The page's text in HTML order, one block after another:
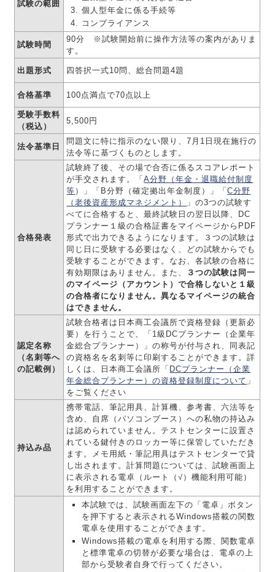
試験の範囲
個人型年金に係る手続等
コンプライアンス
試験時間
90分 ※試験開始前に操作方法等の案内がありま
す。
出題形式 四答択一式10問、総合問題4題
合格基準 100点満点で70点以上
受験手数料
（税込）
5,500円
法令基準日
問題文に特に指示のない限り、7月1日現在施行の
法令等に基づくものとします。
合格発表
試験終了後、その場で合否に係るスコアレポート
が手交されます。「A分野（年金・退職給付制度
等 ）」「B分野（確定拠出年金制度）」「C分野
（老後資産形成マネジメント）
」の3つの試験す
べてに合格すると、最終試験日の翌日以降、DC
プランナー１級の合格証書をマイページからPDF
形式で出力できるようになります。３つの試験は
同じ日に受験する必要はなく、どの試験からでも
受験することができます。なお、各試験の合格に
有効期限はありません。また、
３つの試験は同一
のマイページ（アカウント）で合格しないと１級
の合格者になりません。異なるマイページの統合
はできません。
認定名称
（名刺等へ
の記載例）
試験合格者は日本商工会議所で資格登録（更新必
要）を行うことで、「1級DCプランナー（企業年
金総合プランナー）」の称号が付与され、同表記
の資格名を名刺等に印刷することができます。詳
しくは、日本商工会議所「 DCプランナー（企業
年金総合プランナー）の資格登録制度について 」
をご覧ください
持込み品
携帯電話、筆記用具、計算機、参考書、六法等を
含め、自席（パソコンブース）への私物の持込み
は認められていません。テストセンターに設置さ
れている鍵付きのロッカー等に保管していただき
ます。メモ用紙・筆記用具はテストセンターで貸
し出されます。計算問題については、試験画面上
に表示される電卓（ルート（√）機能利用可能）
を利用することができます。
本試験では、試験画面左下の「電卓」ボタン
を押下すると表示されるWindows搭載の関数
電卓を使用することができます。
Windows搭載の電卓を利用する際、関数電卓
と標準電卓の切替が必要な場合は、電卓の上
部から受験者自身で行ってください。